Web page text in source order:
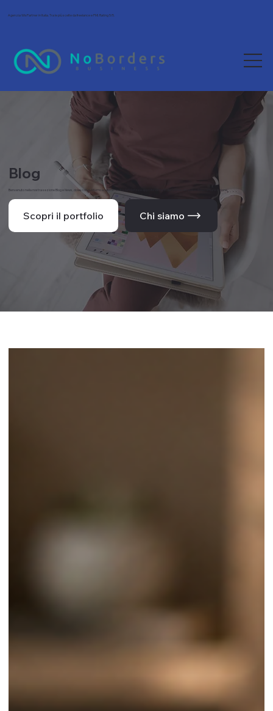
Agenzia Wix Partner in Italia. Tra le più scelte da freelance e PMI. Rating 5/5.
Blog
Benvenuto nella nostra sezione Blog e News, dove condividiamo le ultime novità, tendenze e approfondimenti dal mondo del web e della comunicazione.
Scopri il portfolio Chi siamo